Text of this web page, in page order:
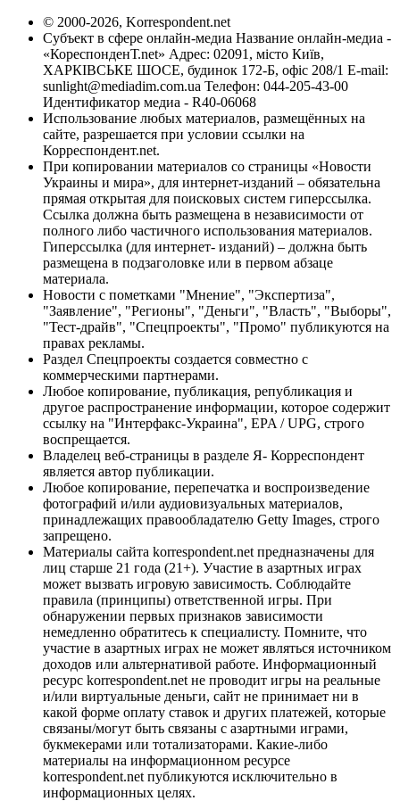
© 2000-2026, Korrespondent.net
Субъект в сфере онлайн-медиа Название онлайн-медиа -
«КореспонденТ.net» Адрес: 02091, місто Київ,
ХАРКІВСЬКЕ ШОСЕ, будинок 172-Б, офіс 208/1 E-mail:
sunlight@mediadim.com.ua Телефон: 044-205-43-00
Идентификатор медиа - R40-06068
Использование любых материалов, размещённых на
сайте, разрешается при условии ссылки на
Корреспондент.net.
При копировании материалов со страницы «Новости
Украины и мира», для интернет-изданий – обязательна
прямая открытая для поисковых систем гиперссылка.
Ссылка должна быть размещена в независимости от
полного либо частичного использования материалов.
Гиперссылка (для интернет- изданий) – должна быть
размещена в подзаголовке или в первом абзаце
материала.
Новости с пометками "Мнение", "Экспертиза",
"Заявление", "Регионы", "Деньги", "Власть", "Выборы",
"Тест-драйв", "Спецпроекты", "Промо" публикуются на
правах рекламы.
Раздел Спецпроекты создается совместно с
коммерческими партнерами.
Любое копирование, публикация, републикация и
другое распространение информации, которое содержит
ссылку на "Интерфакс-Украина", EPA / UPG, строго
воспрещается.
Владелец веб-страницы в разделе Я- Корреспондент
является автор публикации.
Любое копирование, перепечатка и воспроизведение
фотографий и/или аудиовизуальных материалов,
принадлежащих правообладателю Getty Images, строго
запрещено.
Материалы сайта korrespondent.net предназначены для
лиц старше 21 года (21+). Участие в азартных играх
может вызвать игровую зависимость. Соблюдайте
правила (принципы) ответственной игры. При
обнаружении первых признаков зависимости
немедленно обратитесь к специалисту. Помните, что
участие в азартных играх не может являться источником
доходов или альтернативой работе. Информационный
ресурс korrespondent.net не проводит игры на реальные
и/или виртуальные деньги, сайт не принимает ни в
какой форме оплату ставок и других платежей, которые
связаны/могут быть связаны с азартными играми,
букмекерами или тотализаторами. Какие-либо
материалы на информационном ресурсе
korrespondent.net публикуются исключительно в
информационных целях.